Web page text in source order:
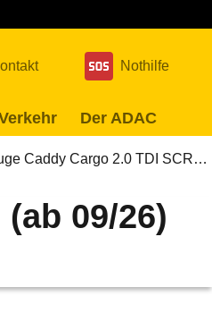
Nothilfe
Der ADAC
Caddy Cargo 2.0 TDI SCR…
09/26)